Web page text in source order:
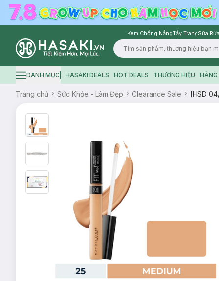
Kem Chống NắngTẩy TrangSữa
Logo
Hamburger icon
DANH MỤC HASAKI DEALS HOT DEALS THƯƠNG HIỆU HÀNG
Trang chủ Sức Khỏe - Làm Đẹp Clearance Sale [HSD